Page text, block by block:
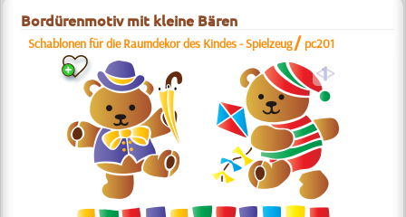
Bordürenmotiv mit kleine Bären
Schablonen für die Raumdekor des Kindes - Spielzeug / pc201
a